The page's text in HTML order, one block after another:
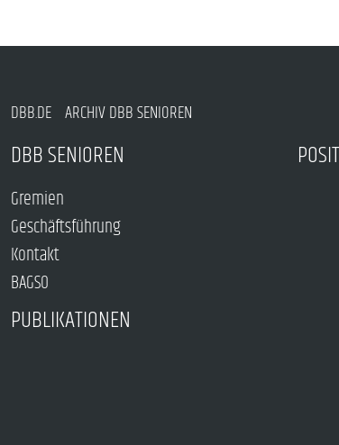
DBB.DE ARCHIV DBB SENIOREN
DBB SENIOREN
Gremien
Geschäftsführung
Kontakt
BAGSO
PUBLIKATIONEN